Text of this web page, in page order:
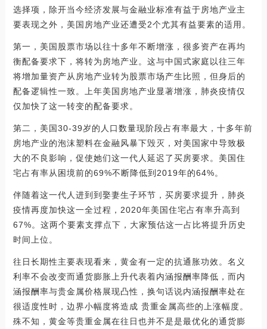
选择项，除开当今经济发展与金融业标准有益于房地产业主
要表现之外，美国房地产业还遭受2个尤其有益要素的适用。
第一，美国股票市场以往十多年不断增涨，很多资产在再均
衡配备要求下，将转为房地产业。这与中国式家庭以往三年
将增加量资产从房地产业转为股票市场产生比照，但身后的
配备逻辑性一致。上年美国房地产业显著增涨，肺炎疫情仅
仅加快了这一转变的配备要求。
第二，美国30-39岁的人口数量现阶段占有率最大，十多年前
房地产业的泡沫塑料在金融风暴下毁灭，对美国家中导致极
大的不良影响，促使她们这一代人延迟了买房要求。美国住
宅占有率从困境前的69%不断降低到2019年的64%。
伴随着这一代人进到到娶妻生子环节，买房要求提升，肺炎
疫情再度加快这一全过程，2020年美国住宅占有率升高到
67%。这两个要素支撑点下，大家预估这一占比将提升历史
时间上位。
往日长期性主要表现看来，黄金有一定的抗通胀功效。名义
利率不会改变而通货膨胀上升代表着内涵报酬率降低，而内
涵报酬率与贵金属价格展现凸性，换句话说内涵报酬率处在
很适度性时，边界小幅度将造成 贵重金属高些的上涨幅度。
殊不知，黄金等贵重金属在往日也并不是是最优化的通货膨